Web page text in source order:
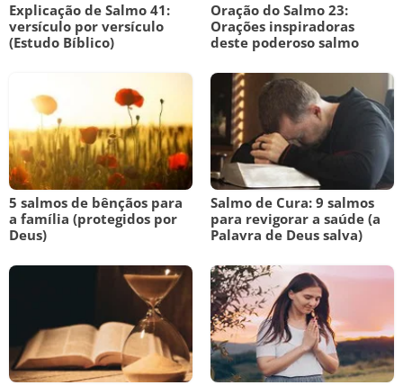
Explicação de Salmo 41:
versículo por versículo
(Estudo Bíblico)
Oração do Salmo 23:
Orações inspiradoras
deste poderoso salmo
5 salmos de bênçãos para
a família (protegidos por
Deus)
Salmo de Cura: 9 salmos
para revigorar a saúde (a
Palavra de Deus salva)